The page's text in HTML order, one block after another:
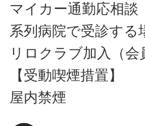
マイカー通勤応相談
系列病院で受診する
リロクラブ加入（
【受動喫煙措置】
屋内禁煙